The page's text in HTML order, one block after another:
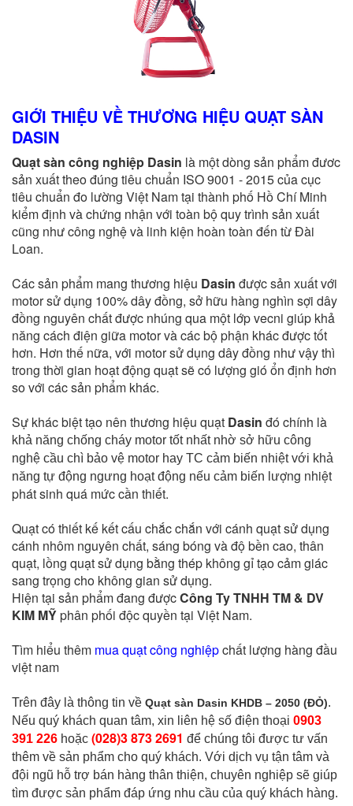
GIỚI THIỆU VỀ THƯƠNG HIỆU QUẠT SÀN
DASIN
Quạt sàn công nghiệp Dasin là một dòng sản phẩm đươc
sản xuất theo đúng tiêu chuẩn ISO 9001 - 2015 của cục
tiêu chuẩn đo lường Việt Nam tại thành phố Hồ Chí Minh
kiểm định và chứng nhận với toàn bộ quy trình sản xuất
cũng như công nghệ và linh kiện hoàn toàn đến từ Đài
Loan.
Các sản phẩm mang thương hiệu Dasin được sản xuất với
motor sử dụng 100% dây đồng, sở hữu hàng nghìn sợi dây
đồng nguyên chất được nhúng qua một lớp vecni giúp khả
năng cách điện giữa motor và các bộ phận khác được tốt
hơn. Hơn thế nữa, với motor sử dụng dây đồng như vậy thì
trong thời gian hoạt động quạt sẽ có lượng gió ổn định hơn
so với các sản phẩm khác.
Sự khác biệt tạo nên thương hiệu quạt Dasin đó chính là
khả năng chống cháy motor tốt nhất nhờ sở hữu công
nghệ cầu chì bảo vệ motor hay TC cảm biến nhiệt với khả
năng tự động ngưng hoạt động nếu cảm biến lượng nhiệt
phát sinh quá mức cần thiết.
Quạt có thiết kế kết cấu chắc chắn với cánh quạt sử dụng
cánh nhôm nguyên chất, sáng bóng và độ bền cao, thân
quạt, lồng quạt sử dụng bằng thép không gỉ tạo cảm giác
sang trọng cho không gian sử dụng.
Hiện tại sản phẩm đang đượcCông Ty TNHH TM & DV
KIM MỸphân phối độc quyền tại Việt Nam.
Tìm hiểu thêm mua quạt công nghiệpchất lượng hàng đầu
việt nam
Trên đây là thông tin về Quạt sàn Dasin KHDB – 2050 (ĐỎ).
Nếu quý khách quan tâm, xin liên hệ số điện thoại 0903
391 226 hoặc (028)3 873 2691 để chúng tôi được tư vấn
thêm về sản phẩm cho quý khách. Với dịch vụ tận tâm và
đội ngũ hỗ trợ bán hàng thân thiện, chuyên nghiệp sẽ giúp
tìm được sản phẩm đáp ứng nhu cầu của quý khách hàng.